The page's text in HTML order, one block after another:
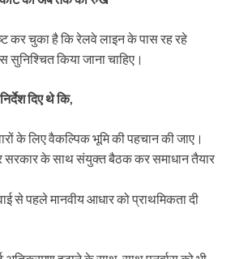
कर चुका है कि रेलवे लाइन के पास रह रहे
सुनिश्चित किया जाना चाहिए।
दिए थे कि,
के लिए वैकल्पिक भूमि की पहचान की जाए।
के साथ संयुक्त बैठक कर समाधान तैयार
से पहले मानवीय आधार को प्राथमिकता दी